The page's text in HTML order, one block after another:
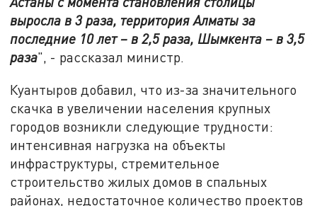
выросла в 3 раза, территория Алматы за
последние 10 лет – в 2,5 раза, Шымкента – в 3,5
раза", - рассказал министр.
Куантыров добавил, что из-за значительного
скачка в увеличении населения крупных
городов возникли следующие трудности:
интенсивная нагрузка на объекты
инфраструктуры, стремительное
строительство жилых домов в спальных
районах, недостаточное количество проектов